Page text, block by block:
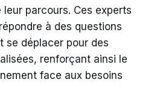
parcours. Ces experts
à des questions
se déplacer pour des
renforçant ainsi le
face aux besoins